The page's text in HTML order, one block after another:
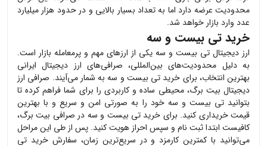
محدودیت عرضه دارد اما به تعداد بسیار بالایی و در حدود هزار میلیارد
عدد وارد بازار خواهد شد.
خرید تی بیست و سه
ارز دیجیتال تی بیست و سه یکی از ارزهای مهم و پرمعامله بازار است.
به دلیل محدودیت‌های بین‌المللی، صرافی‌های ارز دیجیتال ایرانی
بهترین انتخاب، برای خرید تی بیست و سهبه شمار می‌آیند. صرافی ارز
دیجیتال بیت برگ، محیطی ساده و کاربردی را برای شما فراهم کرده تا
بتوانیدتی بیست و سه خود را به صورتی امن و سریع و با بهترین
قیمت خریداری کنید. برای خریدتی بیست و سه در صرافی بیت برگ،
کافیست ابتدا ثبت نام و سپس احراز هویت کنید. پس از طی این مراحل
می‌توانید با کمترین کارمزد و در سریع‌ترین زمان، سفارش خرید تی